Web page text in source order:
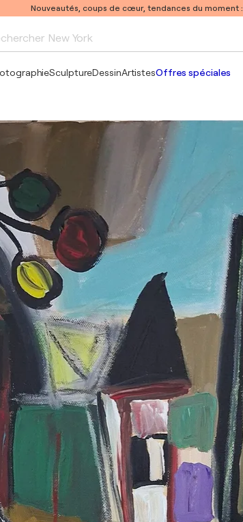
Nouveautés, coups de cœur, tendances du moment :
New York
Pablo Picasso
SculptureDessinArtistesOffres spéciales